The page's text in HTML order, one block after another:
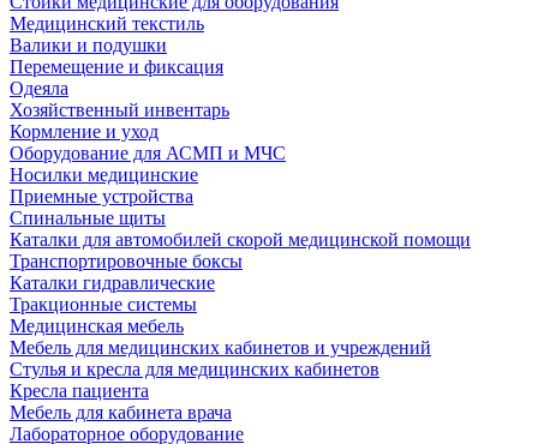
Медицинский текстиль
Валики и подушки
Перемещение и фиксация
Одеяла
Хозяйственный инвентарь
Кормление и уход
Оборудование для АСМП и МЧС
Носилки медицинские
Приемные устройства
Спинальные щиты
Каталки для автомобилей скорой медицинской помощи
Транспортировочные боксы
Каталки гидравлические
Тракционные системы
Медицинская мебель
Мебель для медицинских кабинетов и учреждений
Стулья и кресла для медицинских кабинетов
Кресла пациента
Мебель для кабинета врача
Лабораторное оборудование